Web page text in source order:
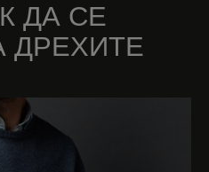
от понеделник до
ДА СЕ
ДРЕХИТЕ